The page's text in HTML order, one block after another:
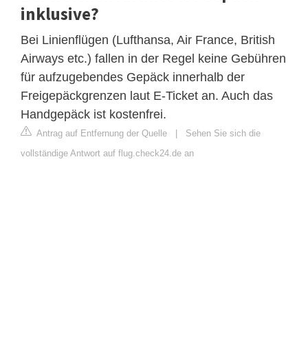
inklusive?
Bei Linienflügen (Lufthansa, Air France, British
Airways etc.) fallen in der Regel keine Gebühren
für aufzugebendes Gepäck innerhalb der
Freigepäckgrenzen laut E-Ticket an. Auch das
Handgepäck ist kostenfrei.
Antrag auf Entfernung der Quelle
Sehen Sie sich die
vollständige Antwort auf flug.check24.de an